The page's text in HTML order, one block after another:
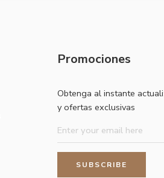
Promociones
Obtenga al instante
y ofertas exclusivas